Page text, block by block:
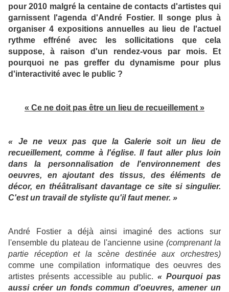
pour 2010 malgré la centaine de contacts d'artistes qui
garnissent l'agenda d'André Fostier. Il songe plus à
organiser 4 expositions annuelles au lieu de l'actuel
rythme effréné avec les sollicitations que cela
suppose, à raison d'un rendez-vous par mois. Et
pourquoi ne pas greffer du dynamisme pour plus
d'interactivité avec le public ?
« Ce ne doit pas être un lieu de recueillement »
« Je ne veux pas que la Galerie soit un lieu de
recueillement, comme à l'église. Il faut aller plus loin
dans la personnalisation de l'environnement des
oeuvres, en ajoutant des tissus, des éléments de
décor, en théâtralisant davantage ce site si singulier.
C'est un travail de styliste qu'il faut mener. »
André Fostier a déjà ainsi imaginé des actions sur
l'ensemble du plateau de l'ancienne usine (comprenant la
partie réception et la scène destinée aux orchestres)
comme une compilation informatique des oeuvres des
artistes présents accessible au public.« Pourquoi pas
aussi créer un fonds commun d'oeuvres, amener un